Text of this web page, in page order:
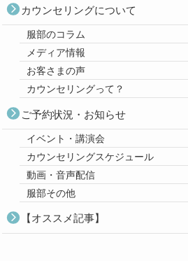
カウンセリングについて
服部のコラム
メディア情報
お客さまの声
カウンセリングって？
ご予約状況・お知らせ
イベント・講演会
カウンセリングスケジュール
動画・音声配信
服部その他
【オススメ記事】